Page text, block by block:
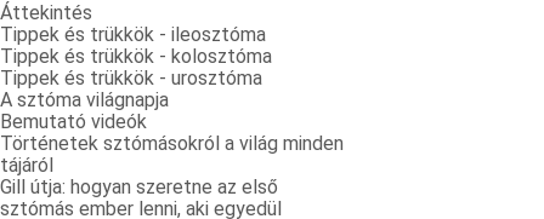
Áttekintés
Tippek és trükkök - ileosztóma
Tippek és trükkök - kolosztóma
Tippek és trükkök - urosztóma
A sztóma világnapja
Bemutató videók
Történetek sztómásokról a világ minden
tájáról
Gill útja: hogyan szeretne az első
sztómás ember lenni, aki egyedül